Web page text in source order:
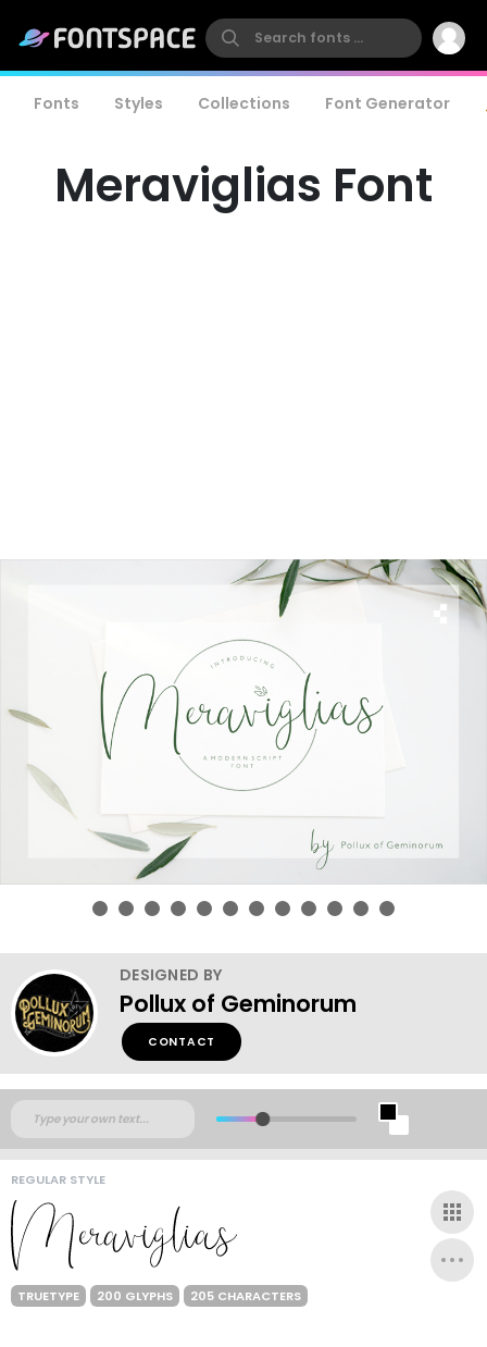
Fonts Styles Collections Font Generator
Meraviglias Font
DESIGNED BY
Pollux of Geminorum
CONTACT
REGULAR STYLE
TRUETYPE 200 GLYPHS 205 CHARACTERS